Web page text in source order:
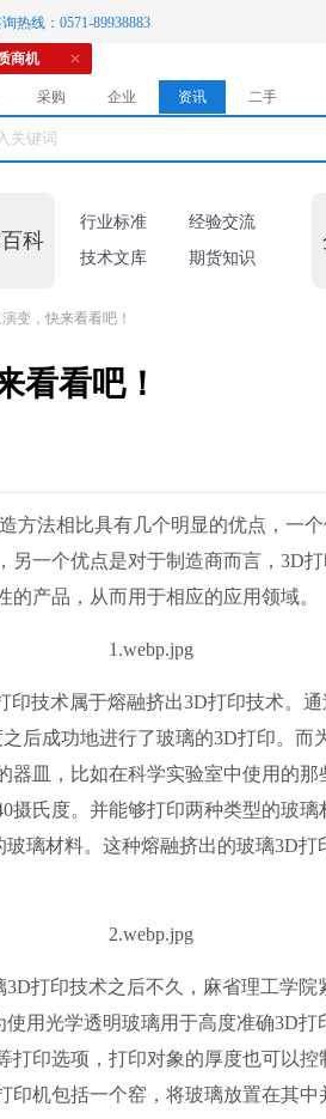
询热线：0571-89938883
商机
采购 企业 资讯 二手
科
行业标准
经验交流
技术文库
期货知识
变，快来看看吧！
看看吧！
方法相比具有几个明显的优点，一
另一个优点是对于制造商而言，3D
产品，从而用于相应的应用领域。
技术属于熔融挤出3D打印技术。通
后成功地进行了玻璃的3D打印。而
器皿，比如在科学实验室中使用的那
摄氏度。并能够打印两种类型的玻璃
璃材料。这种熔融挤出的玻璃3D打
打印技术之后不久，麻省理工学院
使用光学透明玻璃用于高度准确3D
打印选项，打印对象的厚度也可以
机包括一个窑，将玻璃放置在其中